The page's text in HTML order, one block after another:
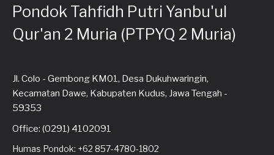
Pondok Tahfidh Putri Yanbu'ul
Qur'an 2 Muria (PTPYQ 2 Muria)
Jl. Colo - Gembong KM01, Desa Dukuhwaringin,
Kecamatan Dawe, Kabupaten Kudus, Jawa Tengah -
59353
Office: (0291) 4102091
Humas Pondok: +62 857-4780-1802